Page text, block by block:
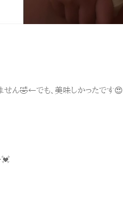
せん🤣←でも、美味しかったです😍